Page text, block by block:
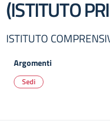
(ISTITUTO
ISTITUTO
Argomenti
Sedi